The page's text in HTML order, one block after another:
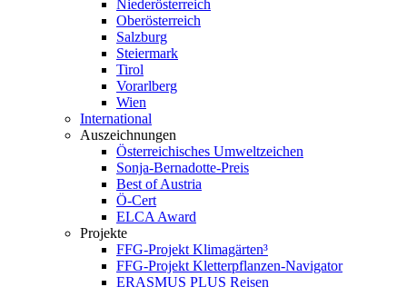
Niederösterreich
Oberösterreich
Salzburg
Steiermark
Tirol
Vorarlberg
Wien
International
Auszeichnungen
Österreichisches Umweltzeichen
Sonja-Bernadotte-Preis
Best of Austria
Ö-Cert
ELCA Award
Projekte
FFG-Projekt Klimagärten³
FFG-Projekt Kletterpflanzen-Navigator
ERASMUS PLUS Reisen